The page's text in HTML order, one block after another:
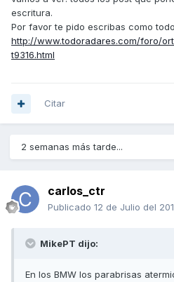
escritura.
Por favor te pido escribas como
http://www.todoradares.com/foro/
t9316.html
Citar
2 semanas más tarde...
carlos_ctr
Publicado 12 de Julio del
MikePT dijo:
En los BMW los parabrisas